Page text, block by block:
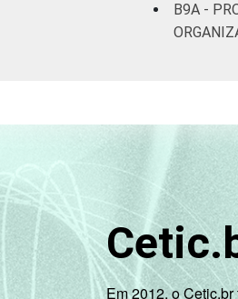
B9A -
Em 2012, o